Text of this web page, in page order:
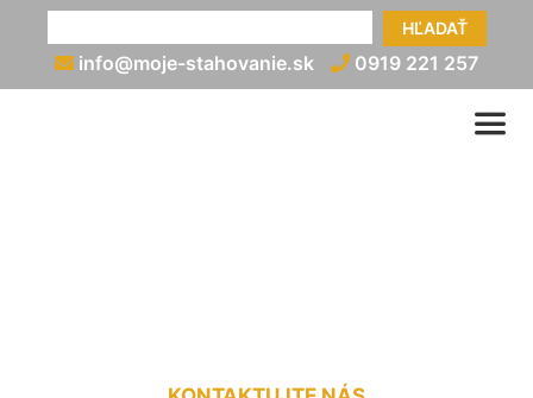
HĽADAŤ
info@moje-stahovanie.sk 0919 221 257